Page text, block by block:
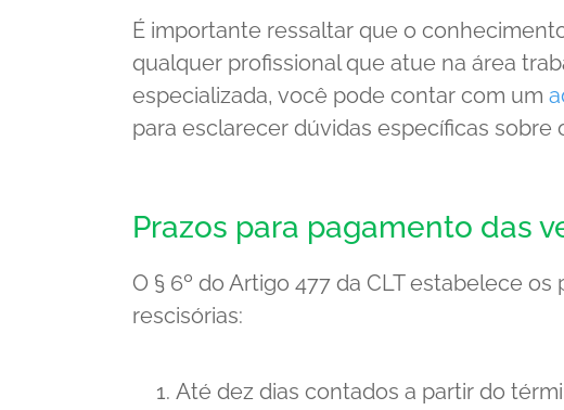
É importante ressaltar que o
qualquer profissional que atue na área
especializada, você pode contar com um
para esclarecer dúvidas específicas sobre
Prazos para pagamento das
O § 6º do Artigo 477 da CLT estabelece
rescisórias:
Até dez dias contados a partir do